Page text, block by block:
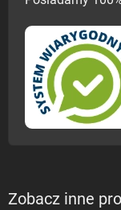
Zobacz inne